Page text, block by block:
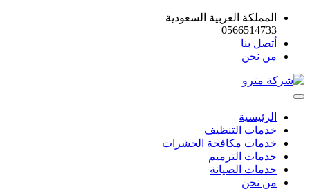
المملكة العربية السعودية
0566514733
أتصل بنا
من نحن
الرئيسية
خدمات التنظيف
خدمات مكافحة الحشرات
خدمات الترميم
خدمات الصيانة
من نحن